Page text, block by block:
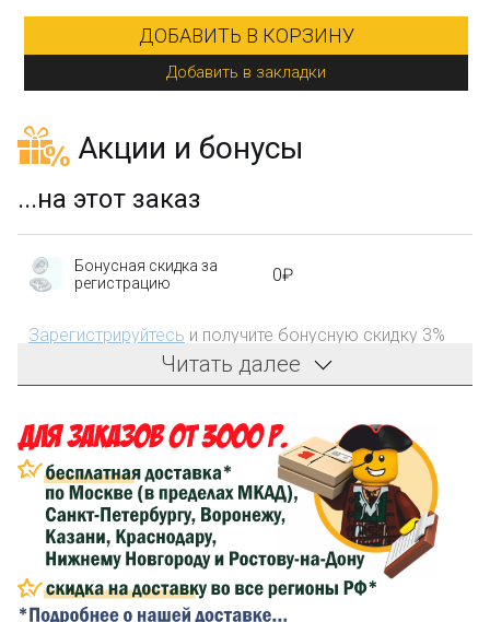
ДОБАВИТЬ В КОРЗИНУ
Добавить в закладки
Акции и бонусы
...на этот заказ
Бонусная скидка за
регистрацию
0₽
Зарегистрируйтесь и получите бонусную скидку 3%
на первый заказ!
затрат на доставку
Сделайте заказ на сумму не менее 3 000₽, оплатите
его на карту Сбербанка и получите 150₽ на
компенсацию доставки.
...на следующий заказ
Читать далее